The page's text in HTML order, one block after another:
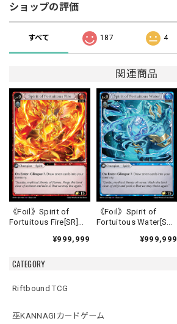
CATEGORY
Riftbound TCG
巫KANNAGIカードゲーム
ショップの評価
すべて 187 4
関連商品
《Foil》Spirit of
Fortuitous Fire[SR]
¥999,999
《Foil》Spirit of
Fortuitous Water[SR]
¥999,999